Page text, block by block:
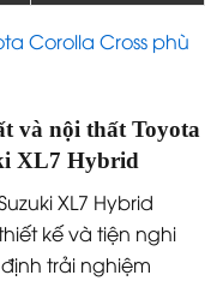
Corolla Cross phù
và nội thất Toyota
XL7 Hybrid
XL7 Hybrid
kế và tiện nghi
trải nghiệm